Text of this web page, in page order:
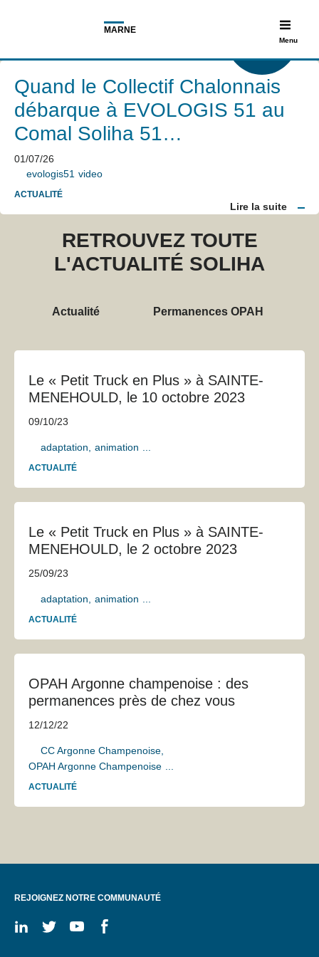
Menu
MARNE
Quand le Collectif Chalonnais
débarque à EVOLOGIS 51 au
Comal Soliha 51…
01/07/26
evologis51 video
ACTUALITÉ
Lire la suite
RETROUVEZ TOUTE
L'ACTUALITÉ SOLIHA
Actualité Permanences OPAH
Le « Petit Truck en Plus » à SAINTE-
MENEHOULD, le 10 octobre 2023
09/10/23
adaptation animation
ACTUALITÉ
Le « Petit Truck en Plus » à SAINTE-
MENEHOULD, le 2 octobre 2023
25/09/23
adaptation animation
ACTUALITÉ
OPAH Argonne champenoise : des
permanences près de chez vous
12/12/22
CC Argonne Champenoise
OPAH Argonne Champenoise
ACTUALITÉ
REJOIGNEZ NOTRE COMMUNAUTÉ
On
On
On
On